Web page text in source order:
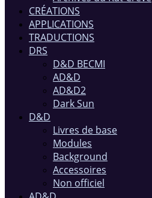
CRÉATIONS
APPLICATIONS
TRADUCTIONS
DRS
D&D BECMI
AD&D
AD&D2
Dark Sun
D&D
Livres de base
Modules
Background
Accessoires
Non officiel